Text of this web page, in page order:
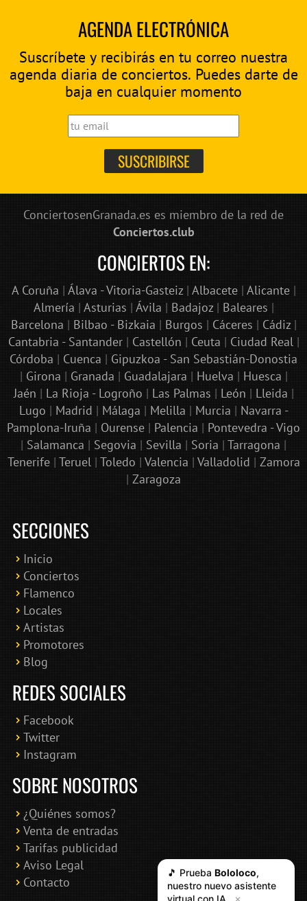
AGENDA ELECTRÓNICA
Suscríbete y recibirás en tu correo nuestra
agenda diaria de conciertos. Puedes darte de
baja en cualquier momento
ConciertosenGranada.es es miembro de la red de
Conciertos.club
CONCIERTOS EN:
A Coruña | Álava - Vitoria-Gasteiz| Albacete| Alicante|
Almería | Asturias | Ávila | Badajoz| Baleares |
Barcelona | Bilbao - Bizkaia | Burgos | Cáceres | Cádiz|
Cantabria - Santander| Castellón | Ceuta | Ciudad Real|
Córdoba | Cuenca | Gipuzkoa - San Sebastián-Donostia
| Girona | Granada | Guadalajara | Huelva | Huesca |
Jaén | La Rioja - Logroño | Las Palmas | León | Lleida |
Lugo | Madrid | Málaga | Melilla | Murcia | Navarra -
Pamplona-Iruña | Ourense | Palencia | Pontevedra - Vigo
| Salamanca | Segovia | Sevilla | Soria | Tarragona |
Tenerife| Teruel| Toledo | Valencia | Valladolid | Zamora
| Zaragoza
SECCIONES
Inicio
Conciertos
Flamenco
Locales
Artistas
Promotores
Blog
REDES SOCIALES
Facebook
Twitter
Instagram
SOBRE NOSOTROS
¿Quiénes somos?
Venta de entradas
Tarifas publicidad
Aviso Legal
Contacto
🎵 Prueba Bololoco,
nuestro nuevo asistente
virtual con IA